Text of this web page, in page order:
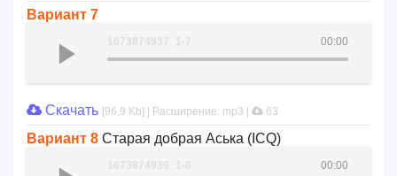
Вариант 7
00:00
1673874937_1-7
Скачать [96,9 Kb] | Расширение: mp3 | 63
Вариант 8 Старая добрая Аська (ICQ)
00:00
1673874939_1-8